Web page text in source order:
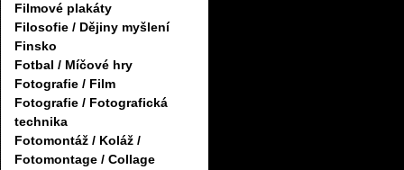
Filmové plakáty
Filosofie / Dějiny myšlení
Finsko
Fotbal / Míčové hry
Fotografie / Film
Fotografie / Fotografická
technika
Fotomontáž / Koláž /
Fotomontage / Collage